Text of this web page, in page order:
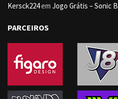
Kersck224em Jogo Grátis – Sonic
PARCEIROS